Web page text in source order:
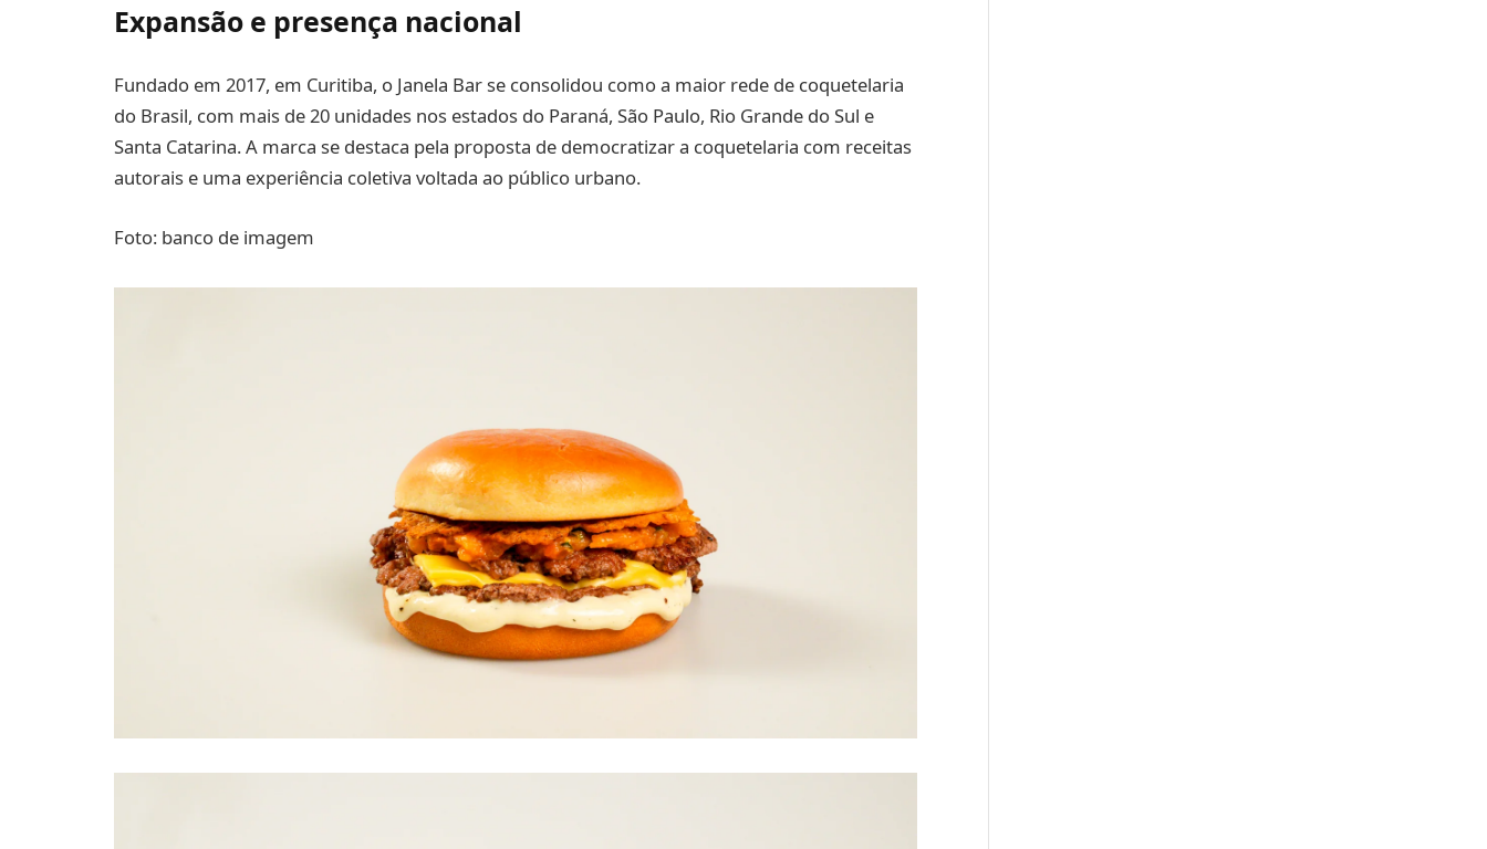
Expansão e presença nacional
Fundado em 2017, em Curitiba, o Janela Bar se consolidou como a maior rede de coquetelaria
do Brasil, com mais de 20 unidades nos estados do Paraná, São Paulo, Rio Grande do Sul e
Santa Catarina. A marca se destaca pela proposta de democratizar a coquetelaria com receitas
autorais e uma experiência coletiva voltada ao público urbano.
Foto: banco de imagem